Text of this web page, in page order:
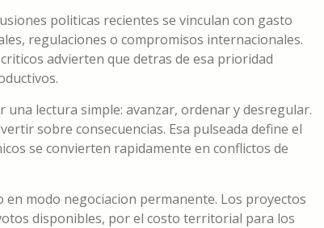
politicas recientes se vinculan con gasto
regulaciones o compromisos internacionales.
advierten que detras de esa prioridad
lectura simple: avanzar, ordenar y desregular.
sobre consecuencias. Esa pulseada define el
se convierten rapidamente en conflictos de
modo negociacion permanente. Los proyectos
disponibles, por el costo territorial para los